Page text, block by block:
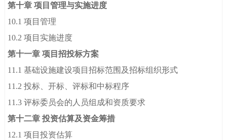
第十章 项目管理与实施进度
10.1 项目管理
10.2 项目实施进度
第十一章 项目招投标方案
11.1 基础设施建设项目招标范围及招标组织形式
11.2 投标、开标、评标和中标程序
11.3 评标委员会的人员组成和资质要求
第十二章 投资估算及资金筹措
12.1 项目投资估算